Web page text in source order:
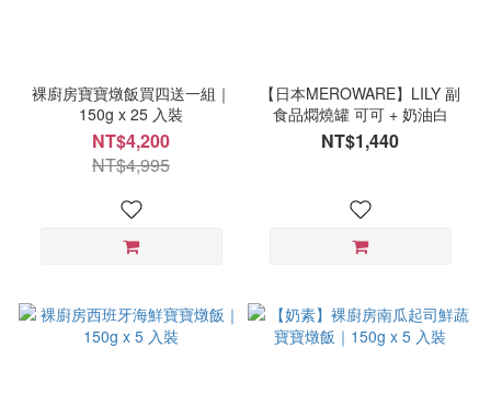
裸廚房寶寶燉飯買四送一組｜
150g x 25 入裝
NT$4,200
NT$4,995
【日本MEROWARE】LILY 副
食品燜燒罐 可可 + 奶油白
NT$1,440